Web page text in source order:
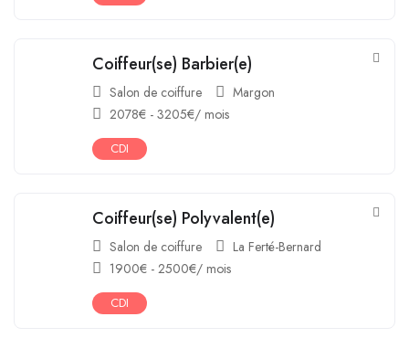
Coiffeur(se) Barbier(e)
Salon de coiffure
Margon
2078€ - 3205€/ mois
CDI
Coiffeur(se) Polyvalent(e)
Salon de coiffure
La Ferté-Bernard
1900€ - 2500€/ mois
CDI